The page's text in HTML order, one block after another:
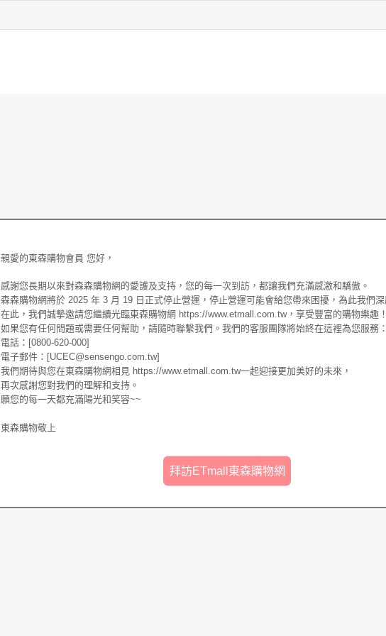
親愛的東森購物會員 您好，
感謝您長期以來對森森購物網的愛護及支持，您的每一次到訪，都讓我們充滿感激和驕傲。
森森購物網將於 2025 年 3 月 19 日正式停止營運，停止營運可能會給您帶來困擾，為此我們
在此，我們誠摯邀請您繼續光臨東森購物網 https://www.etmall.com.tw，享受豐富的購物樂趣
如果您有任何問題或需要任何幫助，請隨時聯繫我們。我們的客服團隊將始終在這裡為您服務
電話：[0800-620-000]
電子郵件：[UCEC@sensengo.com.tw]
我們期待與您在東森購物網相見 https://www.etmall.com.tw一起迎接更加美好的未來，
再次感謝您對我們的理解和支持。
願您的每一天都充滿陽光和笑容~~
東森購物敬上
拜訪ETmall東森購物網